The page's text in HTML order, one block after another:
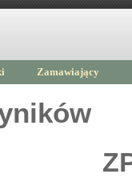
Zamawiający